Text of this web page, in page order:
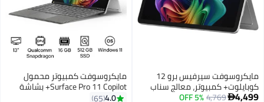
مايكروسوفت سيرفيس برو 12
كوبايلوت+ كمبيوتر، معالج سناب
دراجون X بلس 8-نواة، 16 جيجابايت 4,499
4,769
5% OFF
مايكروسوفت كمبيوتر محمول
Surface Pro 11 Copilot+ بشاشة
4.0
65